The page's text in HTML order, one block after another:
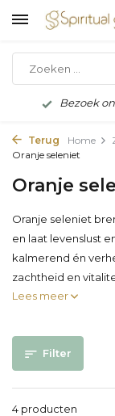
Bezoek
Terug Home
Oranje seleniet
Oranje
Oranje seleniet
en laat levenslust
kalmerend én
zachtheid en
Lees meer
Filter
4 producten